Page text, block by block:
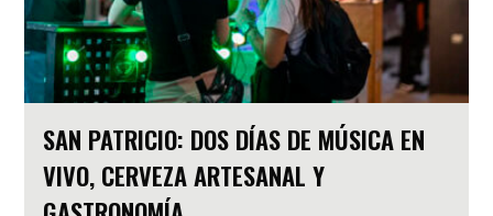
SAN PATRICIO: DOS DÍAS DE MÚSICA EN
VIVO, CERVEZA ARTESANAL Y